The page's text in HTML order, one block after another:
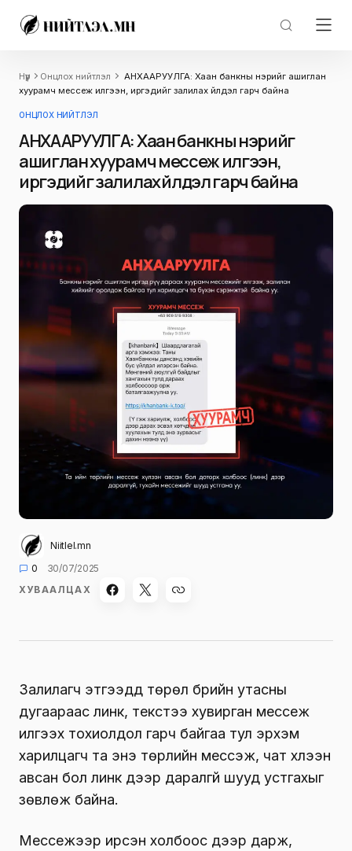
Нүүр Онцлох нийтлэл
АНХААРУУЛГА: Хаан банкны нэрийг ашиглан
хуурамч мессеж илгээн, иргэдийг залилах үйлдэл гарч байна
ОНЦЛОХ НИЙТЛЭЛ
АНХААРУУЛГА: Хаан банкны нэрийг
ашиглан хуурамч мессеж илгээн,
иргэдийг залилах үйлдэл гарч байна
Niitlel.mn
0
30/07/2025
ХУВААЛЦАХ
Залилагч этгээдүүд төрөл бүрийн утасны
дугаараас линк, текстээ хувирган мессеж
илгээх тохиолдол гарч байгаа тул эрхэм
харилцагч та энэ төрлийн мессэж, чат хүлээн
авсан бол линк дээр даралгүй шууд устгахыг
зөвлөж байна.
Мессежээр ирсэн холбоос дээр дарж,